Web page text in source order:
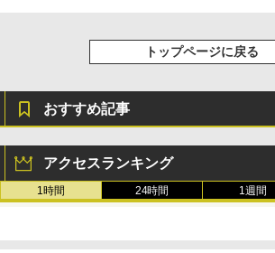
トップページに戻る
おすすめ記事
アクセスランキング
1時間 24時間 1週間